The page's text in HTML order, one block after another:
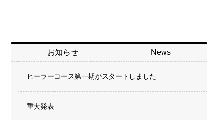
お知らせ News
ヒーラーコース第一期がスタートしました
重大発表